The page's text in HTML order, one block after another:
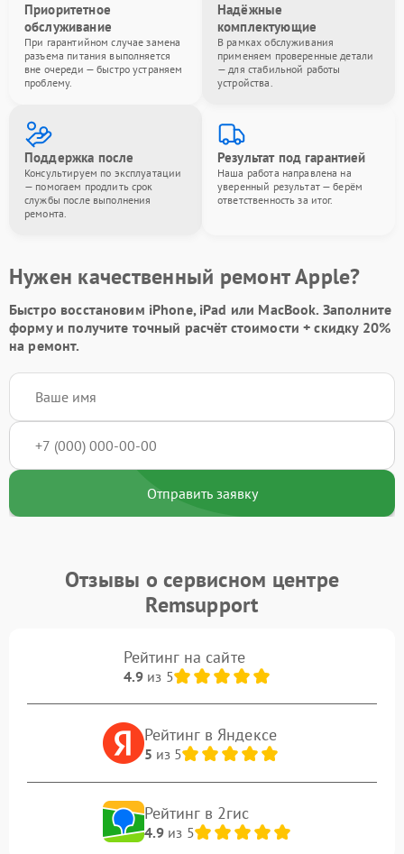
Приоритетное
обслуживание
При гарантийном случае замена
разъема питания выполняется
вне очереди — быстро устраняем
проблему.
Надёжные
комплектующие
В рамках обслуживания
применяем проверенные детали
— для стабильной работы
устройства.
Поддержка после
Консультируем по эксплуатации
— помогаем продлить срок
службы после выполнения
ремонта.
Результат под гарантией
Наша работа направлена на
уверенный результат — берём
ответственность за итог.
Нужен качественный ремонт Apple?
Быстро восстановим iPhone, iPad или MacBook. Заполните
формуи получите точный расчёт стоимости +скидку 20%
на ремонт.
Отправить заявку
Отзывы о сервисном центре
Remsupport
Рейтинг на сайте
4.9из 5
Рейтинг в Яндексе
5 из 5
Рейтинг в 2гис
4.9из 5